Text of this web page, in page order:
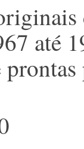
até